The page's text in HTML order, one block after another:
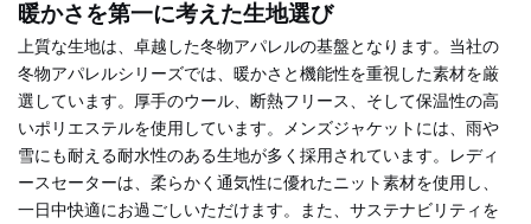
暖かさを第一に考えた生地選び
上質な生地は、卓越した冬物アパレルの基盤となります。当社の
冬物アパレルシリーズでは、暖かさと機能性を重視した素材を厳
選しています。厚手のウール、断熱フリース、そして保温性の高
いポリエステルを使用しています。メンズジャケットには、雨や
雪にも耐える耐水性のある生地が多く採用されています。レディ
ースセーターは、柔らかく通気性に優れたニット素材を使用し、
一日中快適にお過ごしいただけます。また、サステナビリティを